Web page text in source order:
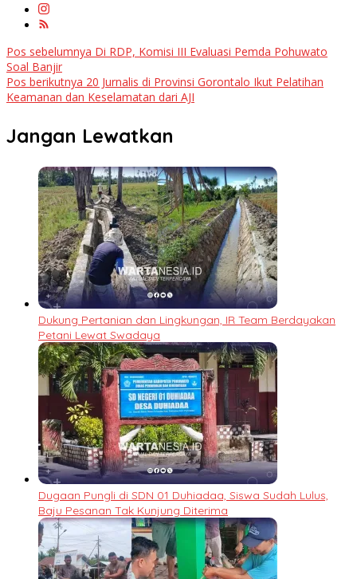
Navigasi
pos
Pos sebelumnya Di RDP, Komisi III Evaluasi Pemda Pohuwato
Soal Banjir
Pos berikutnya 20 Jurnalis di Provinsi Gorontalo Ikut Pelatihan
Keamanan dan Keselamatan dari AJI
Jangan Lewatkan
Dukung Pertanian dan Lingkungan, IR Team Berdayakan
Petani Lewat Swadaya
Dugaan Pungli di SDN 01 Duhiadaa, Siswa Sudah Lulus,
Baju Pesanan Tak Kunjung Diterima